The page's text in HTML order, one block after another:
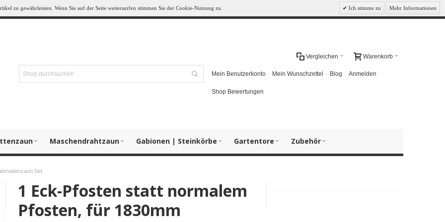
zu gewährleisten. Wenn Sie auf der Seite weitersurfen stimmen Sie der Cookie-Nutzung zu. Ich stimme zu Mehr Informationen
Warenkorb
Vergleichen
Mein Benutzerkonto Mein Wunschzettel Blog Anmelden
Shop Bewertungen
Maschendrahtzaun Gabionen | Steinkörbe Gartentore Zubehör
Set
1 Eck-Pfosten statt normalem
Pfosten, für 1830mm